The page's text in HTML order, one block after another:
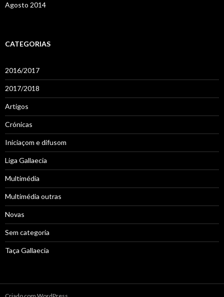
Agosto 2014
CATEGORIAS
2016/2017
2017/2018
Artigos
Crónicas
Iniciaçom e difusom
Liga Gallaecia
Multimédia
Multimédia outras
Novas
Sem categoria
Taça Gallaecia